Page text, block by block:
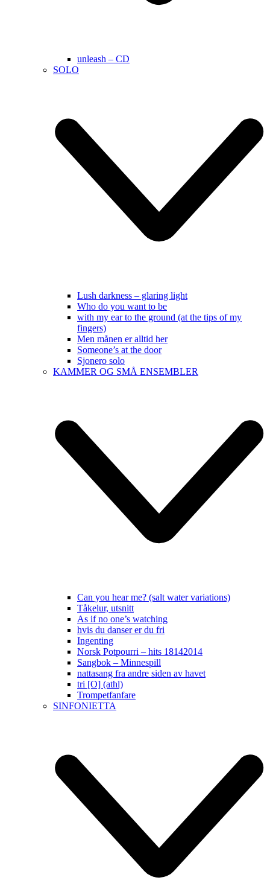
unleash – CD
SOLO
Lush darkness – glaring light
Who do you want to be
with my ear to the ground (at the tips of my
fingers)
Men månen er alltid her
Someone’s at the door
Sjonero solo
KAMMER OG SMÅ ENSEMBLER
Can you hear me? (salt water variations)
Tåkelur, utsnitt
As if no one’s watching
hvis du danser er du fri
Ingenting
Norsk Potpourri – hits 18142014
Sangbok – Minnespill
nattasang fra andre siden av havet
tri [O] (athl)
Trompetfanfare
SINFONIETTA